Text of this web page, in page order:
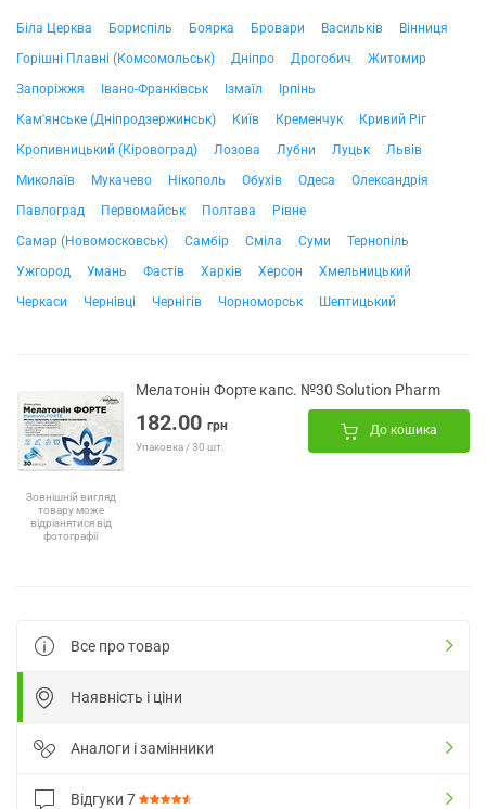
Біла Церква Бориспіль Боярка Бровари Васильків
Вінниця
Горішні Плавні (Комсомольськ)
Дніпро Дрогобич
Житомир
Запоріжжя
Івано-Франківськ Ізмаїл
Ірпінь
Кам'янське (Дніпродзержинськ)
Київ Кременчук
Кривий Ріг
Кропивницький (Кіровоград)
Лозова Лубни Луцьк
Львів
Миколаїв
Мукачево Нікополь Обухів Одеса
Олександрія
Павлоград
Первомайськ Полтава
Рівне
Самар (Новомосковськ)
Самбір Сміла Суми
Тернопіль
Ужгород
Умань Фастів Харків Херсон
Хмельницький
Черкаси
Чернівці Чернігів Чорноморськ Шептицький
Зовнішній вигляд
товару може
відрізнятися від
фотографії
Мелатонін Форте капс. №30 Solution Pharm
182.00 грн
Упаковка / 30 шт.
До кошика
Все про товар
Наявність і ціни
Аналоги і замінники
Відгуки 7